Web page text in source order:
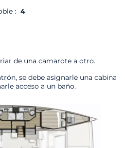
: 4
de una camarote a otro.
se debe asignarle una cabina
acceso a un baño.